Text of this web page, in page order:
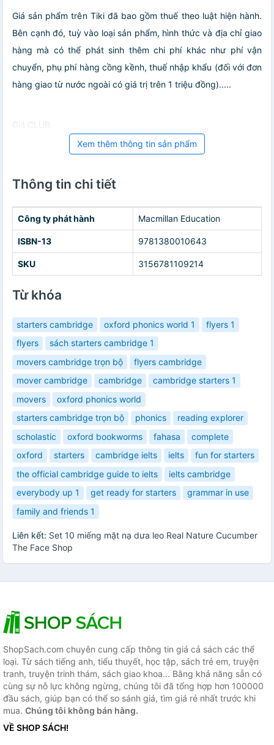
Giá sản phẩm trên Tiki đã bao gồm thuế theo luật hiện hành.
Bên cạnh đó, tuỳ vào loại sản phẩm, hình thức và địa chỉ giao
hàng mà có thể phát sinh thêm chi phí khác như phí vận
chuyển, phụ phí hàng cồng kềnh, thuế nhập khẩu (đối với đơn
hàng giao từ nước ngoài có giá trị trên 1 triệu đồng).....
Giá CLUB
Xem thêm thông tin sản phẩm
Thông tin chi tiết
Công ty phát hành Macmillan Education
ISBN-13 9781380010643
SKU 3156781109214
Từ khóa
starters cambridge oxford phonics world 1
flyers 1
flyers
sách starters cambridge 1
movers cambridge trọn bộ
flyers cambridge
mover cambridge
cambridge
cambridge starters 1
movers
oxford phonics world
starters cambridge trọn bộ
phonics
reading explorer
scholastic
oxford bookworms fahasa
complete
oxford
starters cambridge ielts ielts
fun for starters
the official cambridge guide to ielts
ielts cambridge
everybody up 1
get ready for starters
grammar in use
family and friends 1
Liên kết: Set 10 miếng mặt nạ dưa leo Real Nature Cucumber
The Face Shop
ShopSach.com chuyên cung cấp thông tin giá cả sách các thể
loại. Từ sách tiếng anh, tiểu thuyết, học tập, sách trẻ em, truyện
tranh, truyện trinh thám, sách giao khoa... Bằng khả năng sẵn có
cùng sự nỗ lực không ngừng, chúng tôi đã tổng hợp hơn 100000
đầu sách, giúp bạn có thể so sánh giá, tìm giá rẻ nhất trước khi
mua. Chúng tôi không bán hàng.
VỀ SHOP SÁCH!